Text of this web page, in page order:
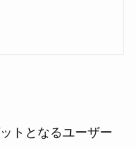
トとなるユーザー